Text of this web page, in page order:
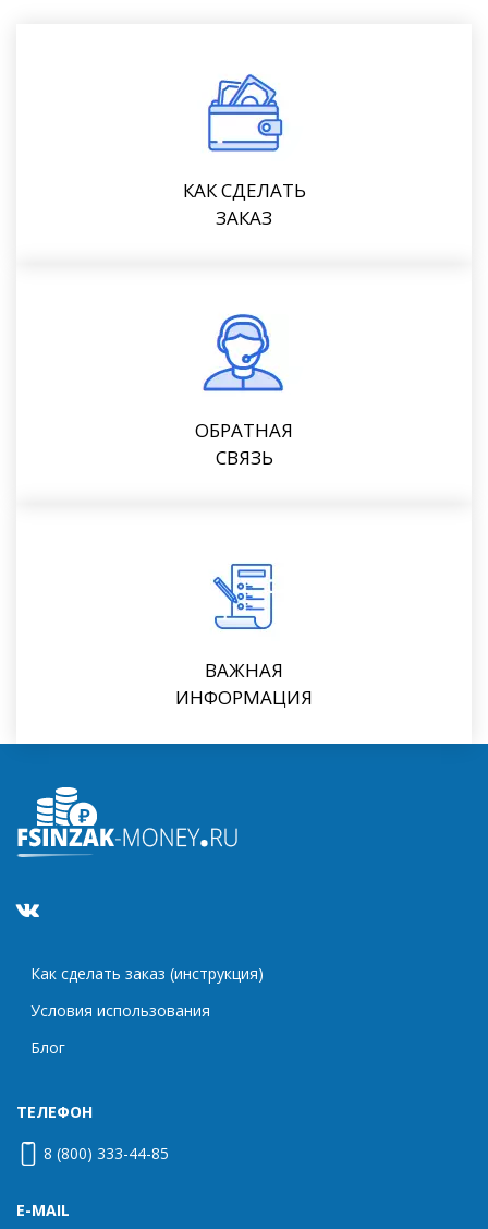
КАК СДЕЛАТЬ
ЗАКАЗ
ОБРАТНАЯ
СВЯЗЬ
ВАЖНАЯ
ИНФОРМАЦИЯ
Как сделать заказ (инструкция)
Условия использования
Блог
ТЕЛЕФОН
8 (800) 333-44-85
E-MAIL